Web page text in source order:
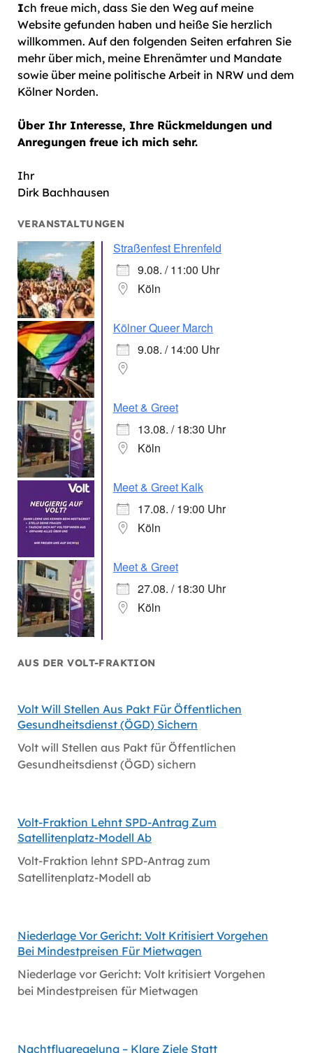
Ich freue mich, dass Sie den Weg auf meine
Website gefunden haben und heiße Sie herzlich
willkommen. Auf den folgenden Seiten erfahren Sie
mehr über mich, meine Ehrenämter und Mandate
sowie über meine politische Arbeit in NRW und dem
Kölner Norden.
Über Ihr Interesse, Ihre Rückmeldungen und
Anregungen freue ich mich sehr.
Ihr
Dirk Bachhausen
VERANSTALTUNGEN
Straßenfest Ehrenfeld
9.08. / 11:00 Uhr
Köln
Kölner Queer March
9.08. / 14:00 Uhr
Meet & Greet
13.08. / 18:30 Uhr
Köln
Meet & Greet Kalk
17.08. / 19:00 Uhr
Köln
Meet & Greet
27.08. / 18:30 Uhr
Köln
AUS DER VOLT-FRAKTION
Volt Will Stellen Aus Pakt Für Öffentlichen
Gesundheitsdienst (ÖGD) Sichern
Volt will Stellen aus Pakt für Öffentlichen
Gesundheitsdienst (ÖGD) sichern
Volt-Fraktion Lehnt SPD-Antrag Zum
Satellitenplatz-Modell Ab
Volt-Fraktion lehnt SPD-Antrag zum
Satellitenplatz-Modell ab
Niederlage Vor Gericht: Volt Kritisiert Vorgehen
Bei Mindestpreisen Für Mietwagen
Niederlage vor Gericht: Volt kritisiert Vorgehen
bei Mindestpreisen für Mietwagen
Nachtflugregelung – Klare Ziele Statt